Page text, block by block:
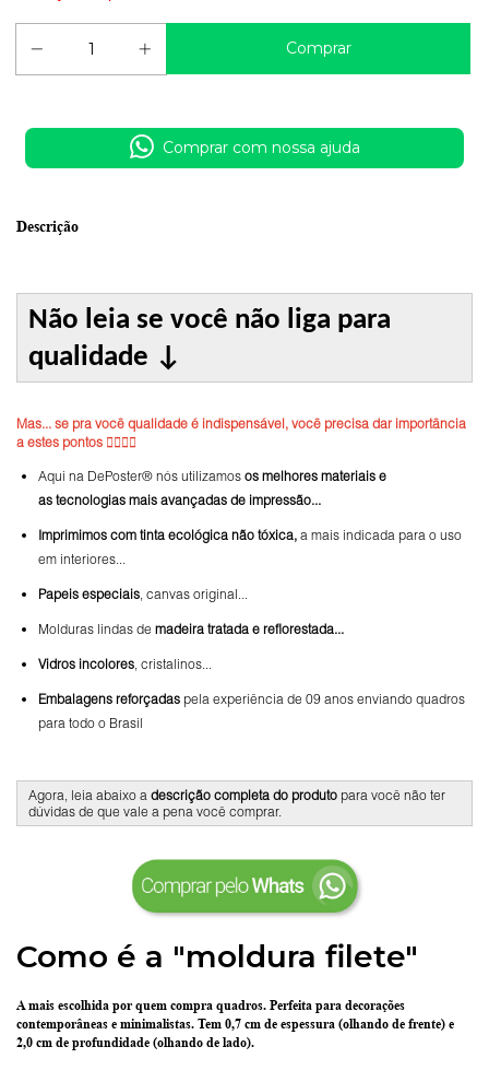
Comprar com nossa ajuda
Descrição
Não leia se você não liga para
qualidade ↓
Mas... se pra você qualidade é indispensável, você precisa dar importância
a estes pontos 👇🏼👇🏼
Aqui na DePoster® nós utilizamos os melhores materiais e
as tecnologias mais avançadas de impressão...
Imprimimos com tinta ecológica não tóxica, a mais indicada para o uso
em interiores...
Papeis especiais, canvas original...
Molduras lindas de madeira tratada e reflorestada...
Vidros incolores, cristalinos...
Embalagens reforçadas pela experiência de 09 anos enviando quadros
para todo o Brasil
Agora, leia abaixo a descrição completa do produto para você não ter
dúvidas de que vale a pena você comprar.
Como é a "moldura filete"
A mais escolhida por quem compra quadros. Perfeita para decorações
contemporâneas e minimalistas. Tem 0,7 cm de espessura (olhando de frente) e
2,0 cm de profundidade (olhando de lado).